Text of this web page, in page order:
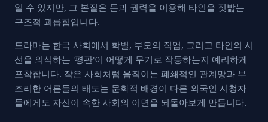
일 수 있지만, 그 본질은 돈과 권력을 이용해 타인을 짓밟는
구조적 괴롭힘입니다.
드라마는 한국 사회에서 학벌, 부모의 직업, 그리고 타인의 시
선을 의식하는 '평판'이 어떻게 무기로 작동하는지 예리하게
포착합니다. 작은 사회처럼 움직이는 폐쇄적인 관계망과 부
조리한 어른들의 태도는 문화적 배경이 다른 외국인 시청자
들에게도 자신이 속한 사회의 이면을 되돌아보게 만듭니다.